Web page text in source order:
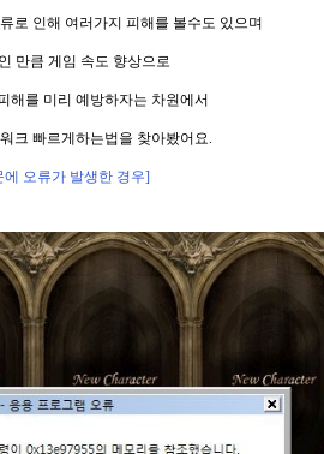
로 인해 여러가지 피해를 볼수도 있으며
만큼게임 속도 향상으로
해를 미리 예방하자는 차원에서
크 빠르게하는법을 찾아봤어요.
에 오류가 발생한 경우]